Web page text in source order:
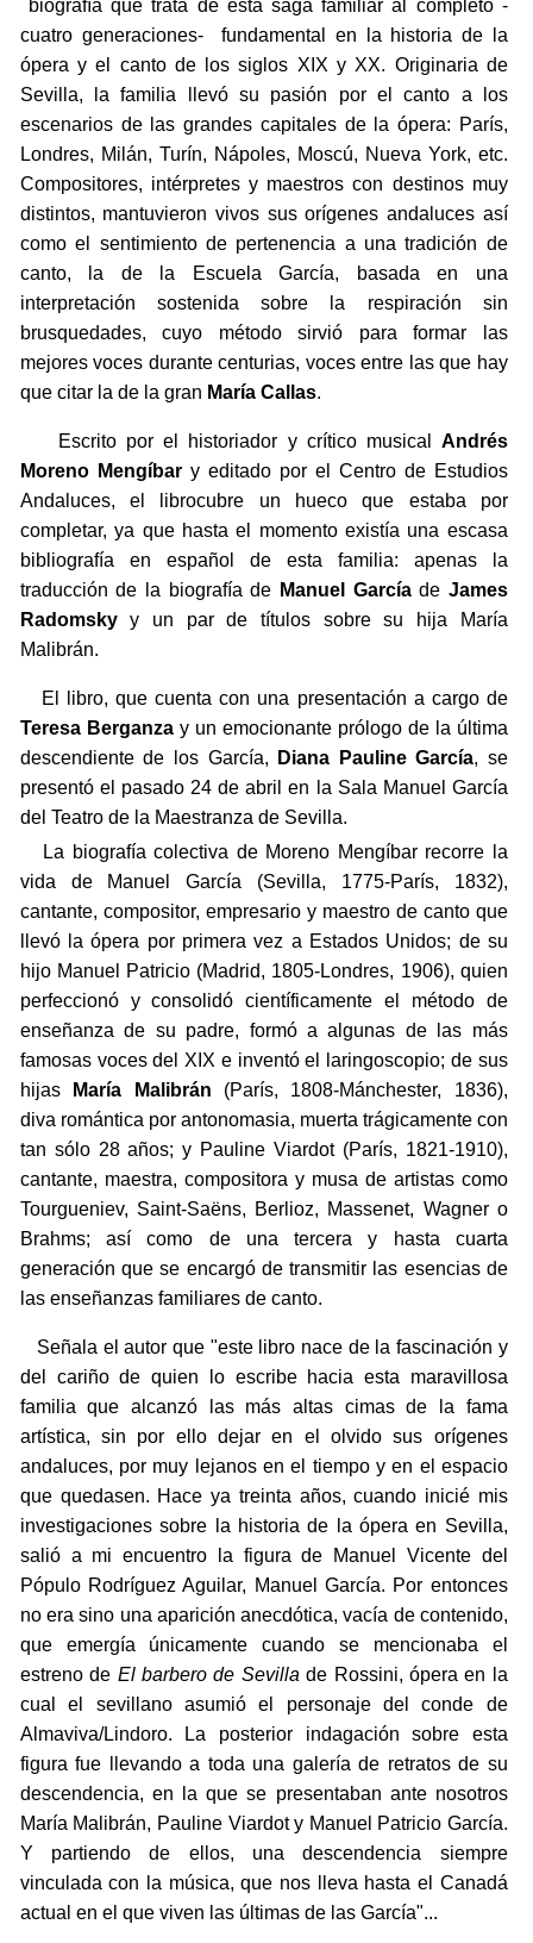
biografía que trata de esta saga familiar al completo -
cuatro generaciones- fundamental en la historia de la
ópera y el canto de los siglos XIX y XX. Originaria de
Sevilla, la familia llevó su pasión por el canto a los
escenarios de las grandes capitales de la ópera: París,
Londres, Milán, Turín, Nápoles, Moscú, Nueva York, etc.
Compositores, intérpretes y maestros con destinos muy
distintos, mantuvieron vivos sus orígenes andaluces así
como el sentimiento de pertenencia a una tradición de
canto, la de la Escuela García, basada en una
interpretación sostenida sobre la respiración sin
brusquedades, cuyo método sirvió para formar las
mejores voces durante centurias, voces entre las que hay
que citar la de la gran María Callas.
Escrito por el historiador y crítico musical Andrés
Moreno Mengíbary editado por el Centro de Estudios
Andaluces, el librocubre un hueco que estaba por
completar, ya que hasta el momento existía una escasa
bibliografía en español de esta familia: apenas la
traducción de la biografía de Manuel Garcíade James
Radomskyy un par de títulos sobre su hija María
Malibrán.
El libro, que cuenta con una presentación a cargo de
Teresa Berganzay un emocionante prólogo de la última
descendiente de los García,
Diana Pauline García, se
presentó el pasado 24 de abril en la Sala Manuel García
del Teatro de la Maestranza de Sevilla.
La biografía colectiva de Moreno Mengíbar recorre la
vida de Manuel García (Sevilla, 1775-París, 1832),
cantante, compositor, empresario y maestro de canto que
llevó la ópera por primera vez a Estados Unidos; de su
hijo Manuel Patricio (Madrid, 1805-Londres, 1906), quien
perfeccionó y consolidó científicamente el método de
enseñanza de su padre, formó a algunas de las más
famosas voces del XIX e inventó el laringoscopio; de sus
hijas
María Malibrán (París, 1808-Mánchester, 1836),
diva romántica por antonomasia, muerta trágicamente con
tan sólo 28 años; y Pauline Viardot (París, 1821-1910),
cantante, maestra, compositora y musa de artistas como
Tourgueniev, Saint-Saëns, Berlioz, Massenet, Wagner o
Brahms; así como de una tercera y hasta cuarta
generación que se encargó de transmitir las esencias de
las enseñanzas familiares de canto.
Señala el autor que "este libro nace de la fascinación y
del cariño de quien lo escribe hacia esta maravillosa
familia que alcanzó las más altas cimas de la fama
artística, sin por ello dejar en el olvido sus orígenes
andaluces, por muy lejanos en el tiempo y en el espacio
que quedasen. Hace ya treinta años, cuando inicié mis
investigaciones sobre la historia de la ópera en Sevilla,
salió a mi encuentro la figura de Manuel Vicente del
Pópulo Rodríguez Aguilar, Manuel García. Por entonces
no era sino una aparición anecdótica, vacía de contenido,
que emergía únicamente cuando se mencionaba el
estreno de El barbero de Sevilla de Rossini, ópera en la
cual el sevillano asumió el personaje del conde de
Almaviva/Lindoro. La posterior indagación sobre esta
figura fue llevando a toda una galería de retratos de su
descendencia, en la que se presentaban ante nosotros
María Malibrán, Pauline Viardot y Manuel Patricio García.
Y partiendo de ellos, una descendencia siempre
vinculada con la música, que nos lleva hasta el Canadá
actual en el que viven las últimas de las García"...